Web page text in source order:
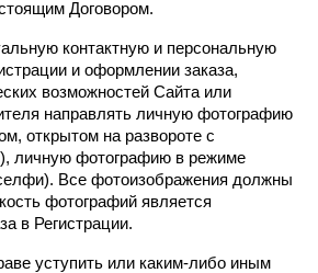
Договором.
контактную и персональную
и оформлении заказа,
возможностей Сайта или
направлять личную фотографию
открытом на развороте с
личную фотографию в режиме
Все фотоизображения должны
фотографий является
в Регистрации.
уступить или каким-либо иным